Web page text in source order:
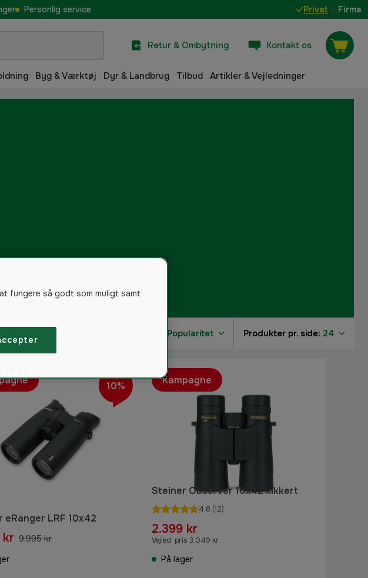
Personlig service Privat Firma
Retur & Ombytning Kontakt os
Byg & Værktøj Dyr & Landbrug Tilbud Artikler & Vejledninger
Popularitet Produkter pr. side: 24
eRanger LRF 10x42
kr 9.995 kr
10%
Steiner Observer 10x42 kikkert
4.8 (12)
2.399 kr
Vejled. pris 3.049 kr
På lager
Kampagne
fungere så godt som muligt samt